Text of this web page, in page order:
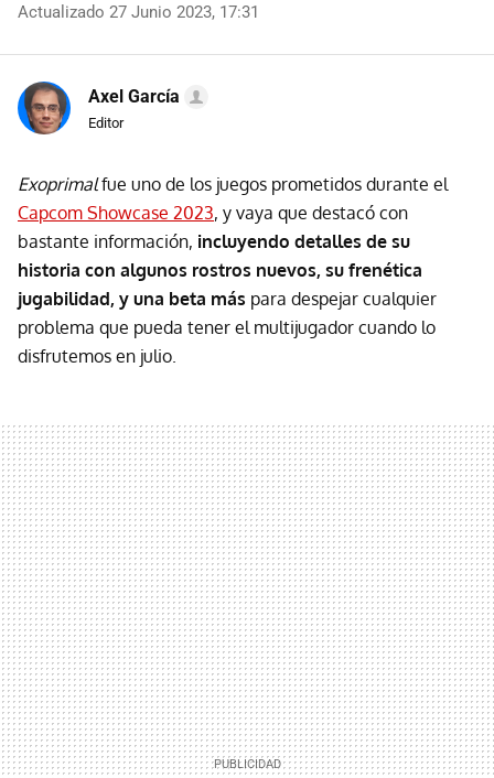
Actualizado 27 Junio 2023, 17:31
Axel García
Editor
Exoprimalfue uno de los juegos prometidos durante el
Capcom Showcase 2023, y vaya que destacó con
bastante información, incluyendo detalles de su
historia con algunos rostros nuevos, su frenética
jugabilidad, y una beta más para despejar cualquier
problema que pueda tener el multijugador cuando lo
disfrutemos en julio.